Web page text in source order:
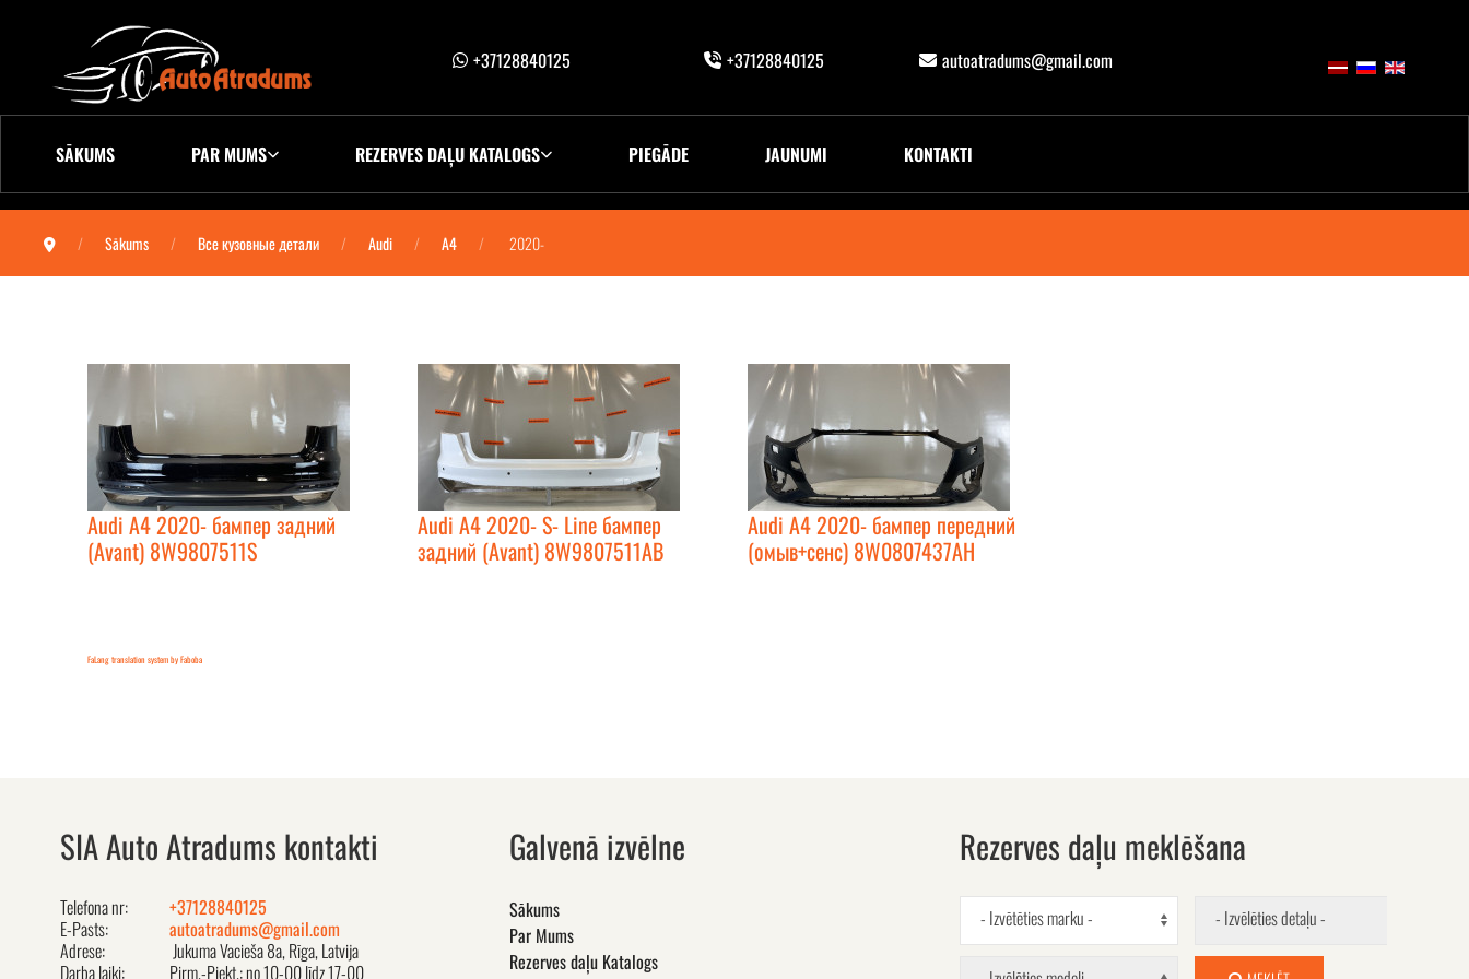
+37128840125 +37128840125 autoatradums@gmail.com
SĀKUMS PAR MUMS REZERVES DAĻU KATALOGS PIEGĀDE JAUNUMI KONTAKTI
Sākums Все кузовные детали Audi A4 2020-
Audi A4 2020- бампер задний
(Avant) 8W9807511S
Audi A4 2020- S- Line бампер
задний (Avant) 8W9807511AB
Audi A4 2020- бампер передний
(омыв+сенс) 8W0807437AH
FaLang translation system by Faboba
SIA Auto Atradums kontakti
Telefona nr:
+37128840125
E-Pasts:
autoatradums@gmail.com
Adrese:
Jukuma Vacieša 8a, Rīga, Latvija
Darba laiki:
Pirm.-Piekt.: no 10-00 līdz 17-00
Galvenā izvēlne
Sākums
Par Mums
Rezerves daļu Katalogs
Rezerves daļu meklēšana
- Izvētēties marku - - Izvēlēties detaļu -